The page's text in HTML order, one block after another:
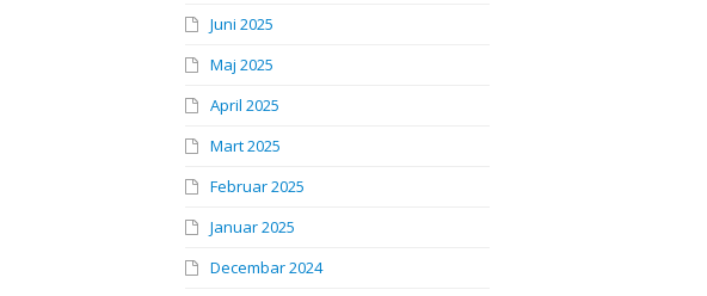
Juni 2025
Maj 2025
April 2025
Mart 2025
Februar 2025
Januar 2025
Decembar 2024